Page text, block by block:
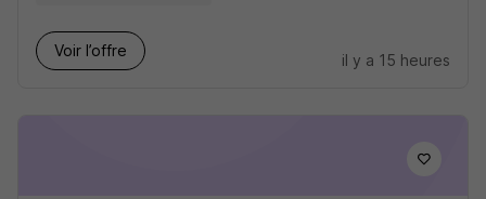
Voir l’offre
il y a 15 heures